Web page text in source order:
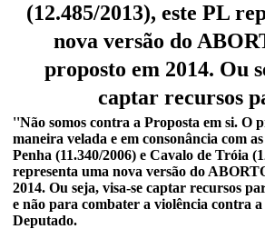
(12.485/2013), este PL
nova versão do
proposto em 2014. Ou
captar recursos
''Não somos contra a Proposta em si. O
maneira velada e em consonância com
Penha (11.340/2006) e Cavalo de Tróia
representa uma nova versão do
2014. Ou seja, visa-se captar recursos
e não para combater a violência contra
Deputado.